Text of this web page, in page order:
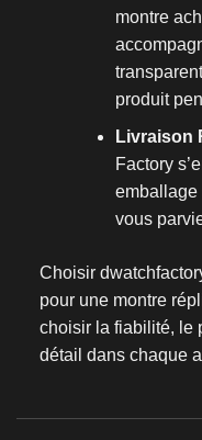
montre
produit
Livraison
Factory
emballage
vous
Choisir
pour une montre
choisir la fiabilité, le
détail dans chaque